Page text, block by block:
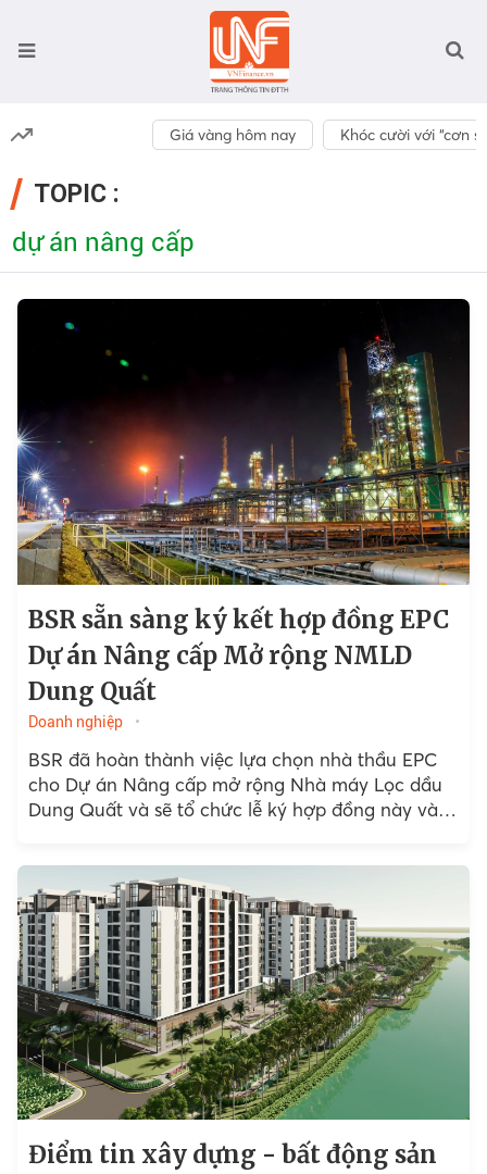
Giá vàng hôm nay Khóc cười với “cơn
TOPIC :
dự án nâng cấp
BSR sẵn sàng ký kết hợp đồng EPC
Dự án Nâng cấp Mở rộng NMLD
Dung Quất
Doanh nghiệp
BSR đã hoàn thành việc lựa chọn nhà thầu EPC
cho Dự án Nâng cấp mở rộng Nhà máy Lọc dầu
Dung Quất và sẽ tổ chức lễ ký hợp đồng này vào
Điểm tin xây dựng - bất động sản